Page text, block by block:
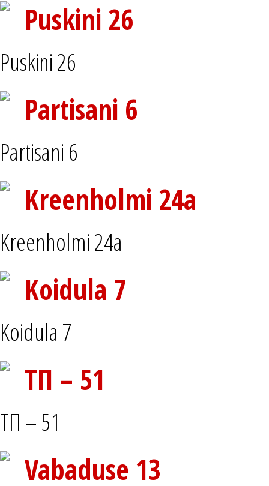
Puskini 26
Puskini 26
Partisani 6
Partisani 6
Kreenholmi 24a
Kreenholmi 24a
Koidula 7
Koidula 7
ТП – 51
ТП – 51
Vabaduse 13